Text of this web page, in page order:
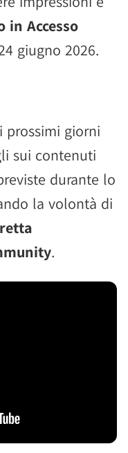
in Accesso
giugno 2026.
prossimi giorni
sui contenuti
durante lo
la volontà di
.